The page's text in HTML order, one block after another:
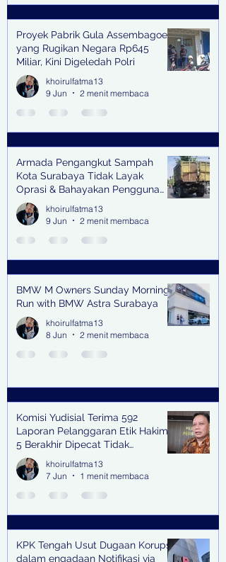
Proyek Pabrik Gula Assembagoes
yang Rugikan Negara Rp645
Miliar, Kini Digeledah Polri
khoirulfatma13
9 Jun
2 menit membaca
Armada Pengangkut Sampah
Kota Surabaya Tidak Layak
Oprasi & Bahayakan Pengguna
Jalan
khoirulfatma13
9 Jun
2 menit membaca
BMW M Owners Sunday Morning
Run with BMW Astra Surabaya
khoirulfatma13
8 Jun
2 menit membaca
Komisi Yudisial Terima 592
Laporan Pelanggaran Etik Hakim,
5 Berakhir Dipecat Tidak
Terhormat
khoirulfatma13
7 Jun
1 menit membaca
KPK Tengah Usut Dugaan Korupsi
dalam engadaan Notifikasi via